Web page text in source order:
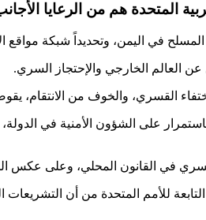
المتحدة هم من الرعايا
في اليمن، وتحديداً شبكة مواقع
العالم الخارجي والإحتجاز السري.
يقوضان تنفيذ إعلان عام 1992 بشأن حماية جميع
باستمرار على الشؤون الأمنية في
لا يوجد تجريم محدد للاختفاء القسري في الإمارات العربية
للأمم المتحدة من أن